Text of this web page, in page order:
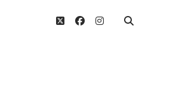
twitterfacebook
instagram